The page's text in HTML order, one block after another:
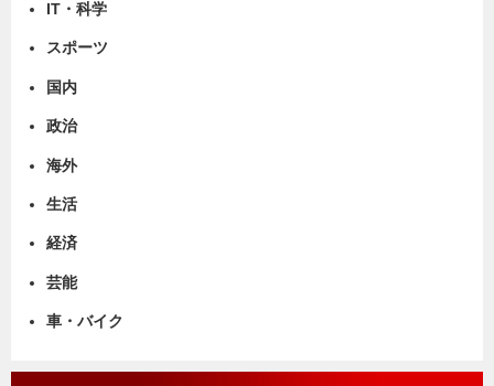
IT・科学
スポーツ
国内
政治
海外
生活
経済
芸能
車・バイク